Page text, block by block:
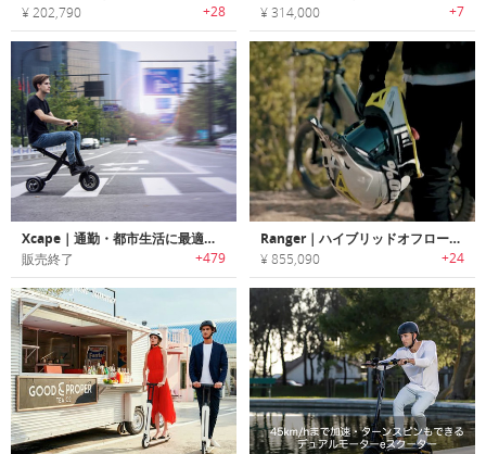
¥ 202,790 +28 ¥ 314,000 +7
Xcape｜通勤・都市生活に最適な折りたたみ式電動スクーター「エックスケープ」
販売終了 +479
Ranger｜ハイブリッドオフロードバイク・eスクーター「レンジャー」
¥ 855,090 +24